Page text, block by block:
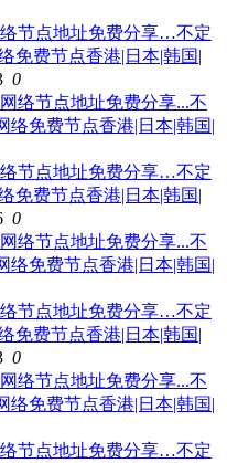
络节点地址免费分享…不定
免费节点香港|日本|韩国|
0
络节点地址免费分享…不定
免费节点香港|日本|韩国|
0
络节点地址免费分享…不定
免费节点香港|日本|韩国|
0
络节点地址免费分享…不定